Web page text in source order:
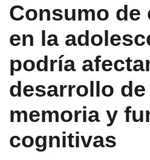
Consumo de
en la
podría
desarrollo
memoria y
cognitivas